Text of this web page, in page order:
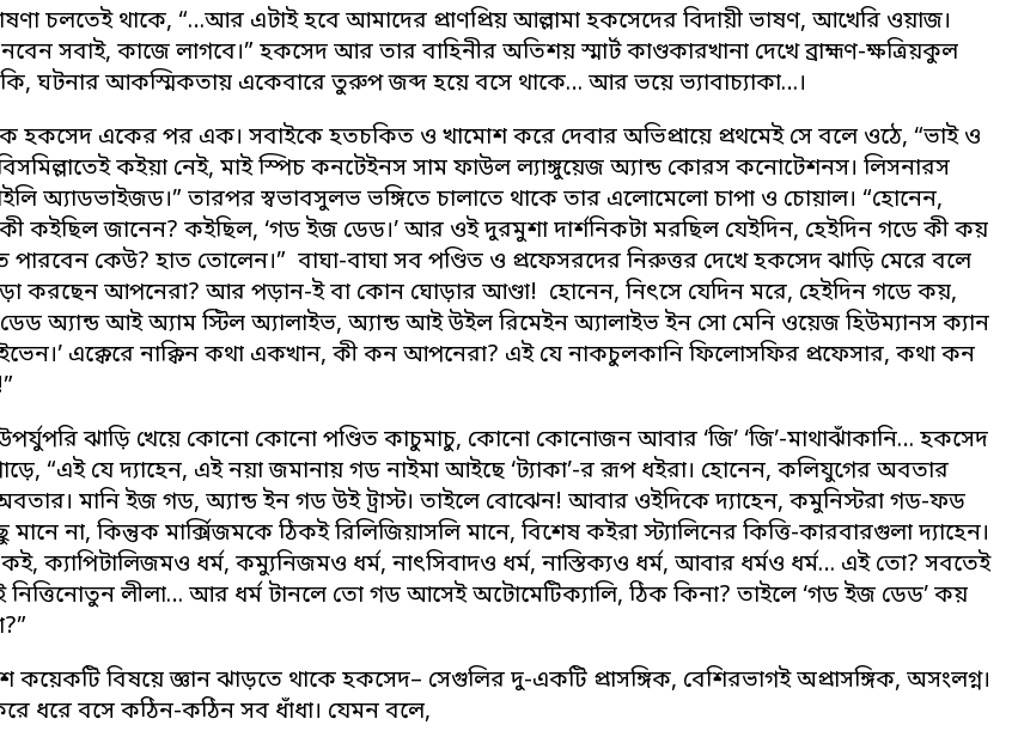
চলতেই থাকে, “…আর এটাই হবে আমাদের প্রাণপ্রিয় আল্লামা হকসেদের বিদায়ী ভাষণ, আখেরি ওয়াজ।
সবাই, কাজে লাগবে।” হকসেদ আর তার বাহিনীর অতিশয় স্মার্ট কাণ্ডকারখানা দেখে ব্রাহ্মণ-ক্ষত্রিয়কুল
ঘটনার আকস্মিকতায় একেবারে তুরুপ জব্দ হয়ে বসে থাকে… আর ভয়ে ভ্যাবাচ্যাকা…।
হকসেদ একের পর এক। সবাইকে হতচকিত ও খামোশ করে দেবার অভিপ্রায়ে প্রথমেই সে বলে ওঠে, “ভাই ও
কইয়া নেই, মাই স্পিচ কনটেইনস সাম ফাউল ল্যাঙ্গুয়েজ অ্যান্ড কোরস কনোটেশনস। লিসনারস
অ্যাডভাইজড।” তারপর স্বভাবসুলভ ভঙ্গিতে চালাতে থাকে তার এলোমেলো চাপা ও চোয়াল। “হোনেন,
কী কইছিল জানেন? কইছিল, ‘গড ইজ ডেড।’ আর ওই দুরমুশা দার্শনিকটা মরছিল যেইদিন, হেইদিন গডে কী কয়
পারবেন কেউ? হাত তোলেন।” বাঘা-বাঘা সব পণ্ডিত ও প্রফেসরদের নিরুত্তর দেখে হকসেদ ঝাড়ি মেরে বলে
করছেন আপনেরা? আর পড়ান-ই বা কোন ঘোড়ার আণ্ডা! হোনেন, নিৎসে যেদিন মরে, হেইদিন গডে কয়,
অ্যান্ড আই অ্যাম স্টিল অ্যালাইভ, অ্যান্ড আই উইল রিমেইন অ্যালাইভ ইন সো মেনি ওয়েজ হিউম্যানস ক্যান
ইভেন।’ এক্কেরে নাক্কিন কথা একখান, কী কন আপনেরা? এই যে নাকচুলকানি ফিলোসফির প্রফেসার, কথা কন
উপর্যুপরি ঝাড়ি খেয়ে কোনো কোনো পণ্ডিত কাচুমাচু, কোনো কোনোজন আবার ‘জি’ ‘জি’-মাথাঝাঁকানি… হকসেদ
“এই যে দ্যাহেন, এই নয়া জমানায় গড নাইমা আইছে ‘ট্যাকা’-র রূপ ধইরা। হোনেন, কলিযুগের অবতার
অবতার। মানি ইজ গড, অ্যান্ড ইন গড উই ট্রাস্ট। তাইলে বোঝেন! আবার ওইদিকে দ্যাহেন, কমুনিস্টরা গড-ফড
মানে না, কিন্তুক মার্ক্সিজমকে ঠিকই রিলিজিয়াসলি মানে, বিশেষ কইরা স্ট্যালিনের কিত্তি-কারবারগুলা দ্যাহেন।
ক্যাপিটালিজমও ধর্ম, কম্যুনিজমও ধর্ম, নাৎসিবাদও ধর্ম, নাস্তিক্যও ধর্ম, আবার ধর্মও ধর্ম… এই তো? সবতেই
নিত্তিনোতুন লীলা… আর ধর্ম টানলে তো গড আসেই অটোমেটিক্যালি, ঠিক কিনা? তাইলে ‘গড ইজ ডেড’ কয়
বিষয়ে জ্ঞান ঝাড়তে থাকে হকসেদ– সেগুলির দু-একটি প্রাসঙ্গিক, বেশিরভাগই অপ্রাসঙ্গিক, অসংলগ্ন।
ধরে বসে কঠিন-কঠিন সব ধাঁধা। যেমন বলে,